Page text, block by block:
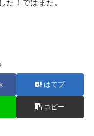
た！ではまた。
はてブ
コピー